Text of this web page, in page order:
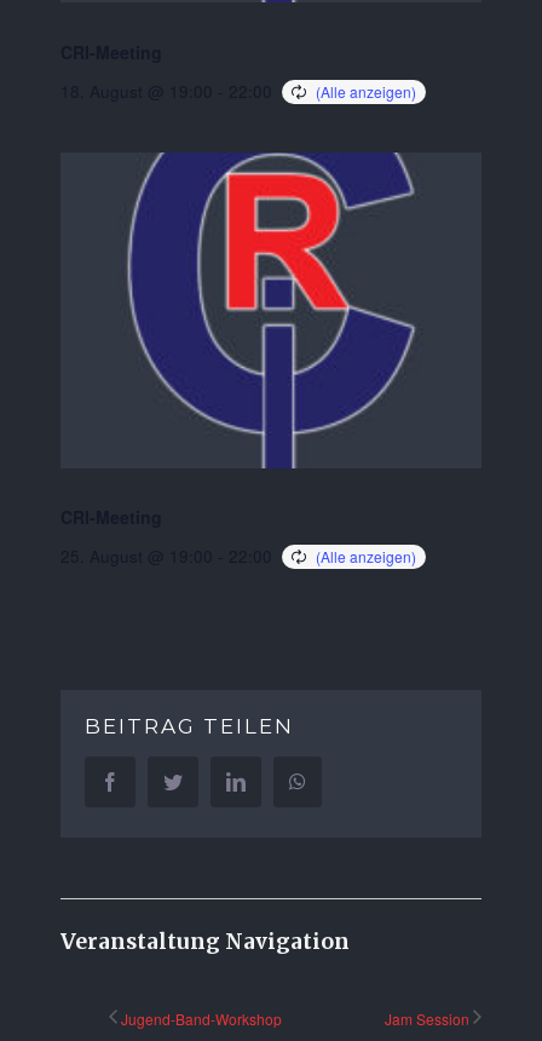
BEITRAG TEILEN
FacebookTwitter LinkedIn
Veranstaltung Navigation
Jugend-Band-Workshop Jam Session